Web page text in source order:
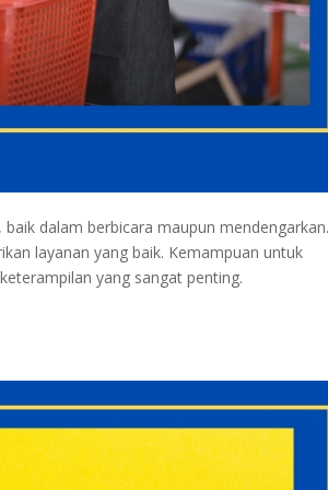
dalam berbicara maupun mendengarkan.
layanan yang baik. Kemampuan untuk
yang sangat penting.